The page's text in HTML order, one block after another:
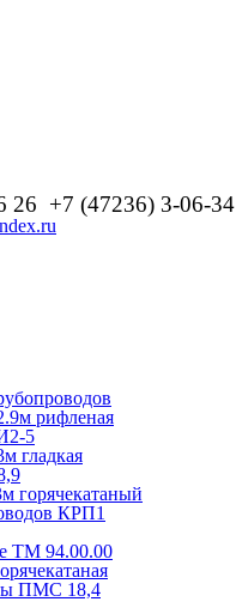
26 +7 (47236) 3-06-34
рифленая
5
гладкая
горячекатаный
КРП1
ТМ 94.00.00
ПМС 18,4